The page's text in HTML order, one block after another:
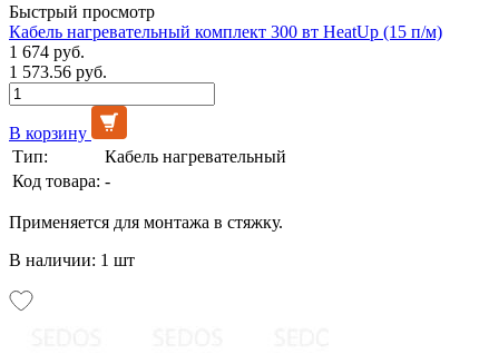
Быстрый просмотр
Кабель нагревательный комплект 300 вт HeatUp (15 п/м)
1 674 руб.
1 573.56 руб.
В корзину
Тип:
Кабель нагревательный
Код товара: -
Применяется для монтажа в стяжку.
В наличии: 1 шт